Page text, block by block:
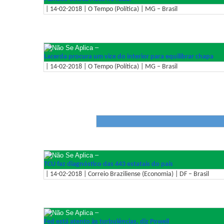
| 14-02-2018 | O Tempo (Política) | MG – Brasil
–
Lacerda procura um vice do interior para equilibrar chapa
| 14-02-2018 | O Tempo (Política) | MG – Brasil
–
TCU faz diagnóstico das 443 estatais do país
| 14-02-2018 | Correio Braziliense (Economia) | DF – Brasil
–
Fed está atento às turbulências, diz Powell